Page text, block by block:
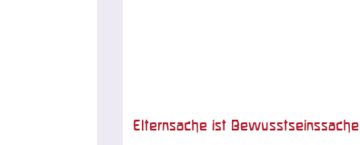
Elternsache ist Bewusstseinssache